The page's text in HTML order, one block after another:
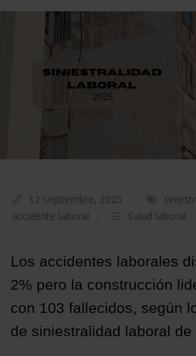
12 septiembre, 2025
accidente laboral
Salud laboral
Los accidentes laborales
2% pero la construcción
con 103 fallecidos, según
de siniestralidad laboral de